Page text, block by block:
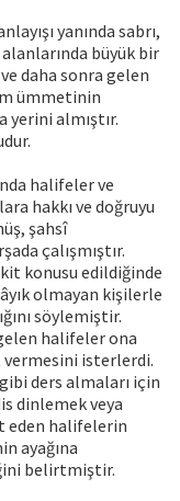
yanında sabrı,
alanlarında büyük bir
daha sonra gelen
ümmetinin
almıştır.
halifeler ve
hakkı ve doğruyu
şahsî
çalışmıştır.
konusu edildiğinde
olmayan kişilerle
söylemiştir.
halifeler ona
vermesini isterlerdi.
ders almaları için
dinlemek veya
eden halifelerin
ayağına
belirtmiştir.